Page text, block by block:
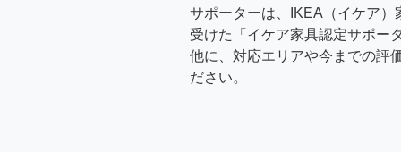
サポーターは、IKEA（イケア
受けた「イケア家具認定サポー
他に、対応エリアや今までの評
ださい。